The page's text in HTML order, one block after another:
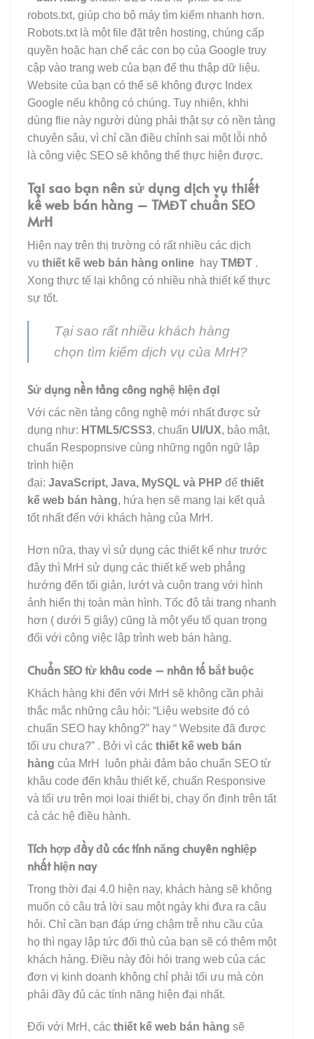
robots.txt, giúp cho bộ máy tìm kiếm nhanh hơn.
Robots.txt là một file đặt trên hosting, chúng cấp
quyền hoặc hạn chế các con bọ của Google truy
cập vào trang web của bạn để thu thập dữ liệu.
Website của bạn có thể sẽ không được Index
Google nếu không có chúng. Tuy nhiên, khhi
dùng flie này người dùng phải thật sự có nền tảng
chuyên sâu, vì chỉ cần điều chỉnh sai một lỗi nhỏ
là công việc SEO sẽ không thể thực hiện được.
Tại sao bạn nên sử dụng dịch vụ thiết
kế web bán hàng – TMĐT chuẩn SEO
MrH
Hiện nay trên thị trường có rất nhiều các dịch
vụ thiết kế web bán hàng online hay TMĐT .
Xong thực tế lại không có nhiều nhà thiết kế thực
sự tốt.
Tại sao rất nhiều khách hàng
chọn tìm kiếm dịch vụ của MrH?
Sử dụng nền tảng công nghệ hiện đại
Với các nền tảng công nghệ mới nhất được sử
dụng như: HTML5/CSS3, chuẩn UI/UX, bảo mật,
chuẩn Respopnsive cùng những ngôn ngữ lập
trình hiện
đại: JavaScript, Java, MySQL và PHP để thiết
kế web bán hàng, hứa hẹn sẽ mang lại kết quả
tốt nhất đến với khách hàng của MrH.
Hơn nữa, thay vì sử dụng các thiết kế như trước
đây thì MrH sử dụng các thiết kế web phẳng
hướng đến tối giản, lướt và cuộn trang với hình
ảnh hiển thị toàn màn hình. Tốc độ tải trang nhanh
hơn ( dưới 5 giây) cũng là một yếu tố quan trọng
đối với công việc lập trình web bán hàng.
Chuẩn SEO từ khâu code – nhân tố bắt buộc
Khách hàng khi đến với MrH sẽ không cần phải
thắc mắc những câu hỏi: “Liệu website đó có
chuẩn SEO hay không?” hay “ Website đã được
tối ưu chưa?” . Bởi vì các thiết kế web bán
hàng của MrH luôn phải đảm bảo chuẩn SEO từ
khâu code đến khâu thiết kế, chuẩn Responsive
và tối ưu trên mọi loại thiết bị, chạy ổn định trên tất
cả các hệ điều hành.
Tích hợp đầy đủ các tính năng chuyên nghiệp
nhất hiện nay
Trong thời đại 4.0 hiện nay, khách hàng sẽ không
muốn có câu trả lời sau một ngày khi đưa ra câu
hỏi. Chỉ cần bạn đáp ứng chậm trễ nhu cầu của
họ thì ngay lập tức đối thủ của bạn sẽ có thêm một
khách hàng. Điều này đòi hỏi trang web của các
đơn vị kinh doanh không chỉ phải tối ưu mà còn
phải đầy đủ các tính năng hiện đại nhất.
Đối với MrH, các thiết kế web bán hàng sẽ